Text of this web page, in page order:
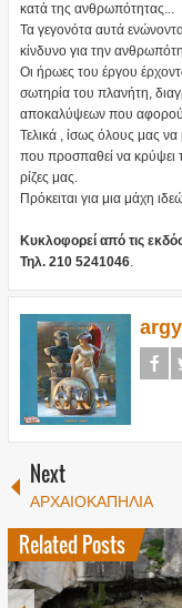
κατά της ανθρωπότητας...
Τα γεγονότα αυτά
κίνδυνο για την
Οι ήρωες του έργου
σωτηρία του πλανήτη,
αποκαλύψεων που
Τελικά , ίσως όλους μας
που προσπαθεί να κρύψει
ρίζες μας.
Πρόκειται για μια μάχη
Κυκλοφορεί από τις
Τηλ. 210 5241046.
argy
Next
ΑΡΧΑΙΟΚΑΠΗΛΙΑ
Related Posts